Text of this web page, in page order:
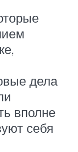
дела
вполне
себя